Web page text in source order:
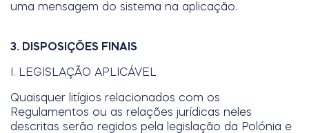
uma mensagem do sistema na aplicação.
3. DISPOSIÇÕES FINAIS
I. LEGISLAÇÃO APLICÁVEL
Quaisquer litígios relacionados com os
Regulamentos ou as relações jurídicas neles
descritas serão regidos pela legislação da Polónia e